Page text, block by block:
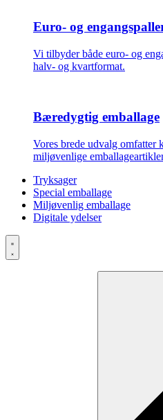
Euro- og
Vi tilbyder både euro- og
halv- og kvartformat.
Bæredygtig emballage
Vores brede udvalg omfatter
miljøvenlige
Tryksager
Special emballage
Miljøvenlig emballage
Digitale ydelser